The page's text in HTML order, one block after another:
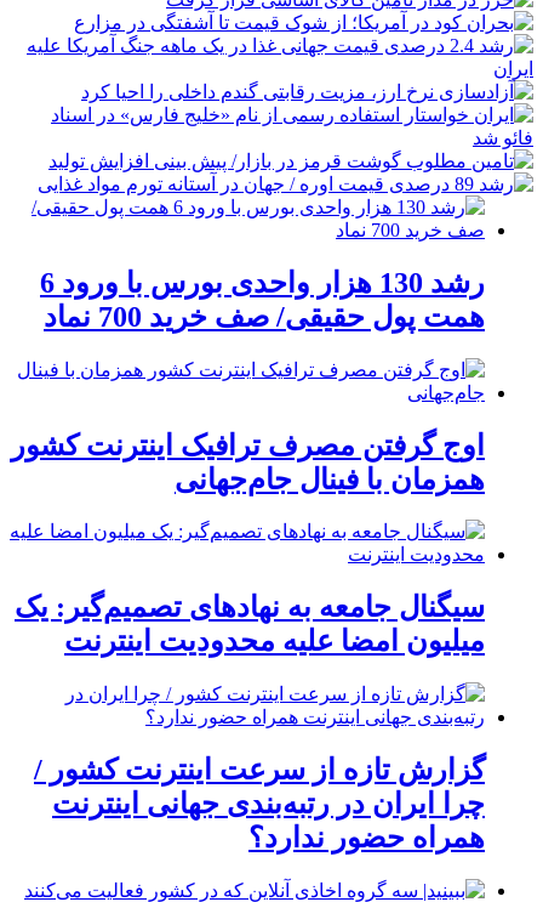
رشد 130 هزار واحدی بورس با ورود 6
همت پول حقیقی/ صف خرید 700 نماد
اوج گرفتن مصرف ترافیک اینترنت کشور
همزمان با فینال جام‌جهانی
سیگنال جامعه به نهادهای تصمیم‌گیر: یک
میلیون امضا علیه محدودیت اینترنت
گزارش تازه از سرعت اینترنت کشور /
چرا ایران در رتبه‌بندی جهانی اینترنت
همراه حضور ندارد؟